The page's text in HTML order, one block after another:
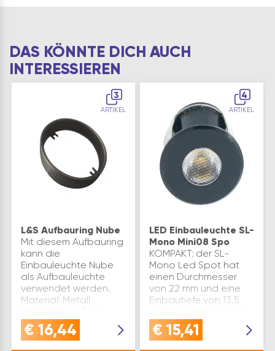
DAS KÖNNTE DICH AUCH
INTERESSIEREN
3
ARTIKEL
L&S Aufbauring Nube
Mit diesem Aufbauring
kann die
Einbauleuchte Nube
als Aufbauleuchte
verwendet werden.
Material: Metall
Nube ø(mm): 40 Marke:
L&S Farbe: Schwarz
€ 16,44
4
ARTIKEL
LED Einbauleuchte SL-
Mono Mini08 Spo
KOMPAKT: der SL-
Mono Led Spot hat
einen Durchmesser
von 22 mm und eine
Einbautiefe von 13,5
Räume und
MöbelVERWENDUNG:
€ 15,41